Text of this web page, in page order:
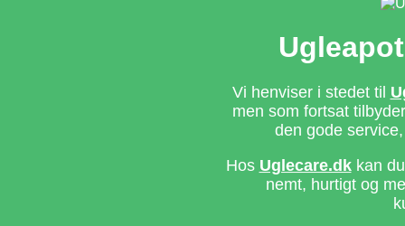
Vi henviser i stedet til
men som fortsat
den gode
Hos Uglecare.dkkan du
nemt, hurtigt og